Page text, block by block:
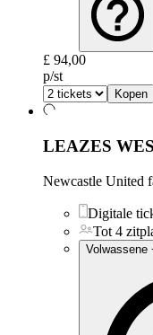
£ 94,00
p/st
Kopen
LEAZES
Newcastle United
Digitale
Tot 4
Volwassene